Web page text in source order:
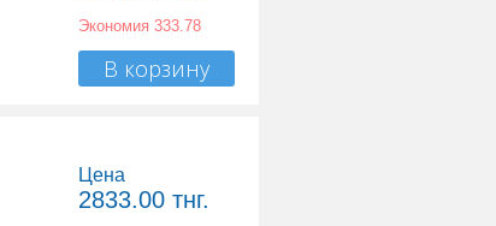
Экономия 333.78
В корзину
Цена
2833.00 тнг.